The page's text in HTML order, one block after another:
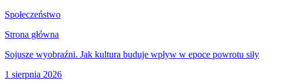
Społeczeństwo
Strona główna
Sojusze wyobraźni. Jak kultura buduje wpływ w epoce powrotu siły
1 sierpnia 2026